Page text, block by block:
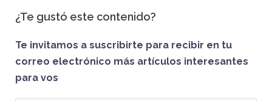
¿Te gustó este contenido?
Te invitamos a suscribirte para recibir en tu
correo electrónico más artículos interesantes
para vos